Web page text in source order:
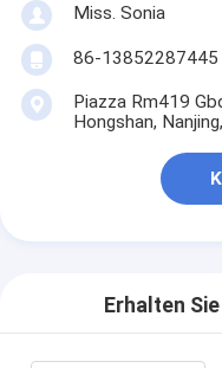
Miss. Sonia
86-13852287445
Piazza Rm419
Hongshan,
Erhalten